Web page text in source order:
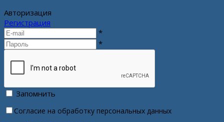
Авторизация
Регистрация
*
*
Запомнить
Согласие на обработку персональных данных